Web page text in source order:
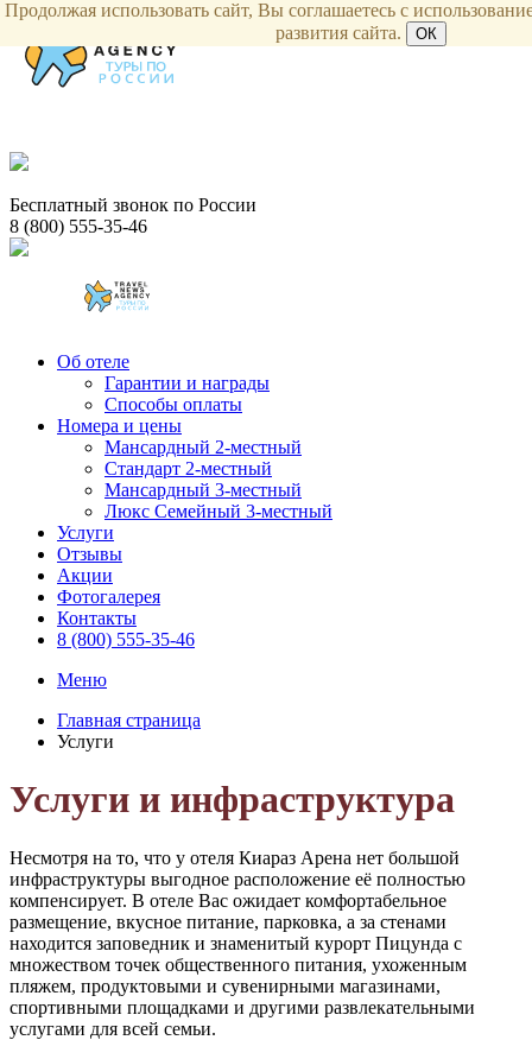
Бесплатный звонок по России
8 (800) 555-35-46
Об отеле
Гарантии и награды
Способы оплаты
Номера и цены
Мансардный 2-местный
Стандарт 2-местный
Мансардный 3-местный
Люкс Семейный 3-местный
Услуги
Отзывы
Акции
Фотогалерея
Контакты
8 (800) 555-35-46
Меню
Главная страница
Услуги
Услуги и инфраструктура
Несмотря на то, что у отеля Киараз Арена нет большой
инфраструктуры выгодное расположение её полностью
компенсирует. В отеле Вас ожидает комфортабельное
размещение, вкусное питание, парковка, а за стенами
находится заповедник и знаменитый курорт Пицунда с
множеством точек общественного питания, ухоженным
пляжем, продуктовыми и сувенирными магазинами,
спортивными площадками и другими развлекательными
услугами для всей семьи.
Продолжая использовать сайт, Вы соглашаетесь с
развития сайта.
ОК